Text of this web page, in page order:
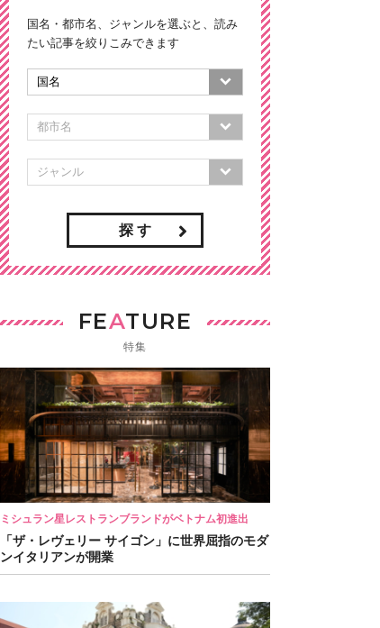
国名・都市名、ジャンルを選ぶと、読み
たい記事を絞りこみできます
探 す
FEATURE
特集
ミシュラン星レストランブランドがベトナム初進出
「ザ・レヴェリー サイゴン」に世界屈指のモダ
ンイタリアンが開業